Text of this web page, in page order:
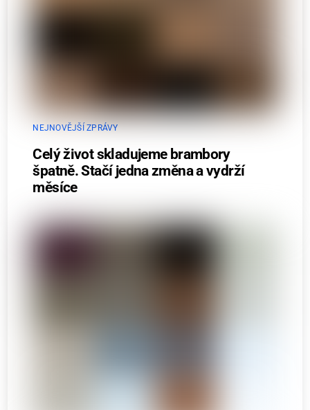
NEJNOVĚJŠÍ ZPRÁVY
Celý život skladujeme brambory
špatně. Stačí jedna změna a vydrží
měsíce